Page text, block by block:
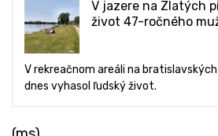
V jazere na Zlatých
život 47-ročného
V rekreačnom areáli na
dnes vyhasol ľudský život.